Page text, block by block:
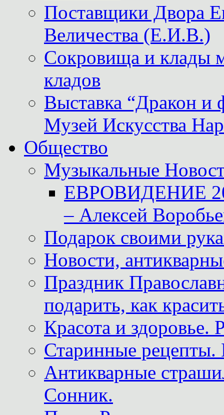
Поставщики
Величества (Е.И.В.)
Сокровища и клады
кладов
Выставка “Дракон и
Музей Искусства
Общество
Музыкальные
ЕВРОВИДЕНИЕ
– Алексей
Подарок своими
Новости,
Праздник
подарить, как
Красота и здоровье.
Старинные рецепты.
Антикварные
Сонник.